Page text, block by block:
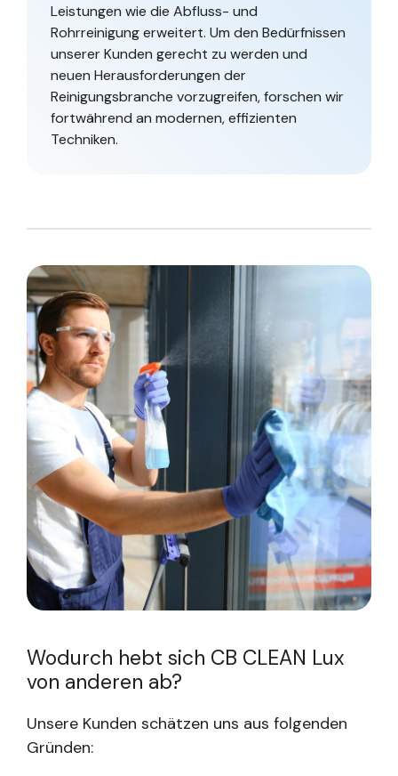
Leistungen wie die Abfluss- und
Rohrreinigung erweitert. Um den Bedürfnissen
unserer Kunden gerecht zu werden und
neuen Herausforderungen der
Reinigungsbranche vorzugreifen, forschen wir
fortwährend an modernen, effizienten
Techniken.
Wodurch hebt sich CB CLEAN Lux
von anderen ab?
Unsere Kunden schätzen uns aus folgenden
Gründen: